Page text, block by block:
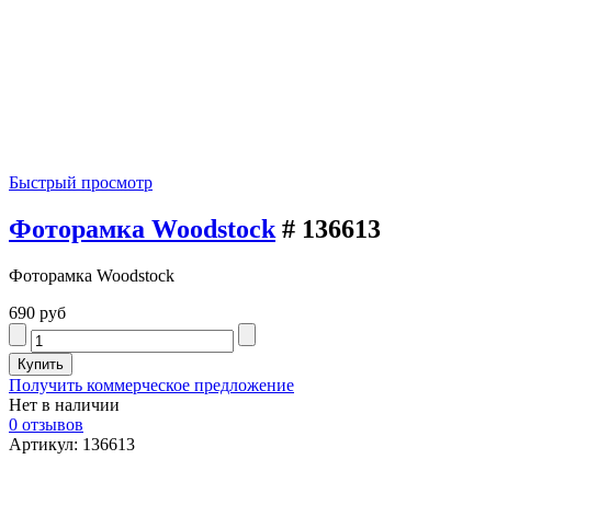
Быстрый просмотр
Фоторамка Woodstock # 136613
Фоторамка Woodstock
690 руб
Получить коммерческое предложение
Нет в наличии
0 отзывов
Артикул: 136613